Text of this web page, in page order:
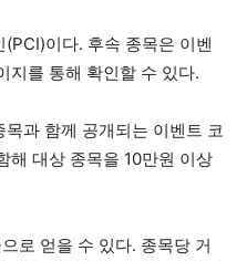
이다. 후속 종목은 이벤
지를 통해 확인할 수 있다.
과 함께 공개되는 이벤트 코
해 대상 종목을 10만원 이상
로 얻을 수 있다. 종목당 거